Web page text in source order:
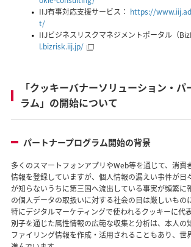
IIJ有事対応支援サービス： https://
t/
IIJビジネスリスクマネジメントポータル（
l.bizrisk.iij.jp/
「クッキーバナーソリューション・
ラム」の開始について
パートナープログラム開始の背景
多くのスマートフォンアプリやWeb等を通じて、消費
情報を登録していますが、個人情報の漏えい事件が日
が知らないうちに第三国へ流出している事実が頻繁に
の個人データの取扱いに対する社会の目は厳しいもの
特にデジタルマーケティングで使われるクッキーに代
別子を通じた属性情報の広範な収集と分析は、本人の
ファイリング情報を作成・活用されることもあり、世